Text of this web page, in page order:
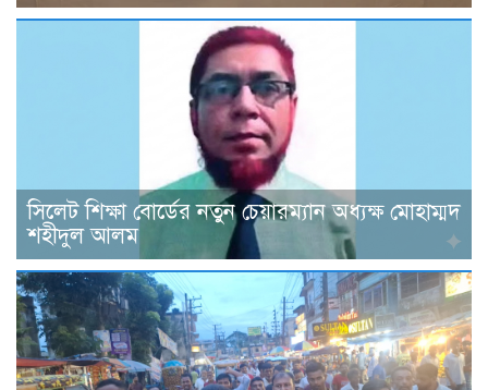
সিলেট শিক্ষা বোর্ডের নতুন চেয়ারম্যান অধ্যক্ষ মোহাম্মদ
শহীদুল আলম